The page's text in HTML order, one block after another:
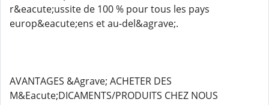
r&eacute;ussite de 100 % pour tous les pays
europ&eacute;ens et au-del&agrave;.
AVANTAGES &Agrave; ACHETER DES
M&Eacute;DICAMENTS/PRODUITS CHEZ NOUS